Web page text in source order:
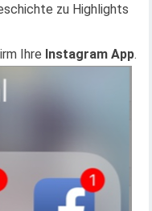
zu Highlights
Ihre Instagram App.